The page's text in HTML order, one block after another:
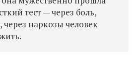
тест — через боль,
наркозы человек